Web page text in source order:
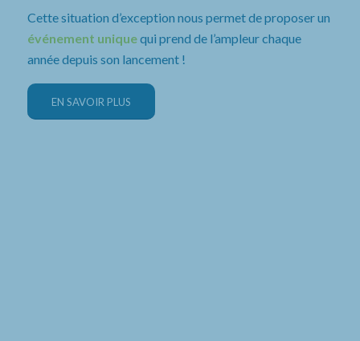
Cette situation d’exception nous permet de proposer un
événement uniquequi prend de l’ampleur chaque
année depuis son lancement !
EN SAVOIR PLUS